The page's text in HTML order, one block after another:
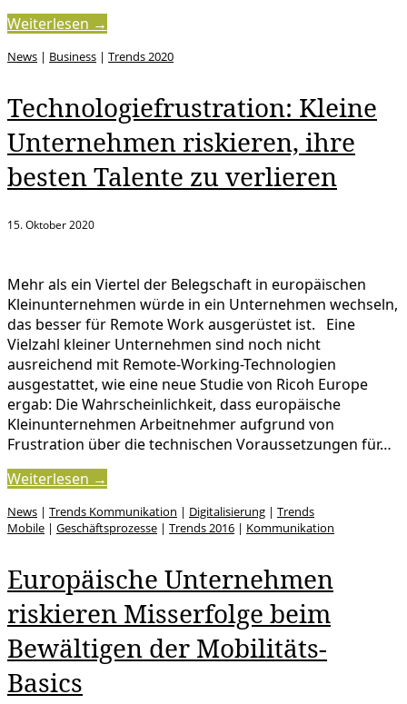
Weiterlesen →
News | Business | Trends 2020
Technologiefrustration: Kleine
Unternehmen riskieren, ihre
besten Talente zu verlieren
15. Oktober 2020
Mehr als ein Viertel der Belegschaft in europäischen
Kleinunternehmen würde in ein Unternehmen wechseln,
das besser für Remote Work ausgerüstet ist. Eine
Vielzahl kleiner Unternehmen sind noch nicht
ausreichend mit Remote-Working-Technologien
ausgestattet, wie eine neue Studie von Ricoh Europe
ergab: Die Wahrscheinlichkeit, dass europäische
Kleinunternehmen Arbeitnehmer aufgrund von
Frustration über die technischen Voraussetzungen für…
Weiterlesen →
News | Trends Kommunikation | Digitalisierung | Trends
Mobile | Geschäftsprozesse | Trends 2016 | Kommunikation
Europäische Unternehmen
riskieren Misserfolge beim
Bewältigen der Mobilitäts-
Basics